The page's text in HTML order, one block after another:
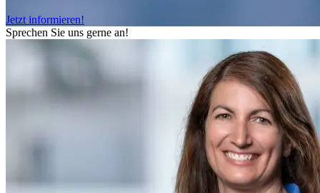
Jetzt informieren!
Sprechen Sie uns gerne an!